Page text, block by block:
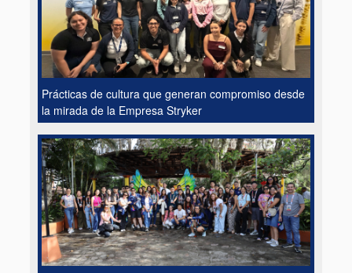
Prácticas de cultura que generan compromiso desde
la mirada de la Empresa Stryker